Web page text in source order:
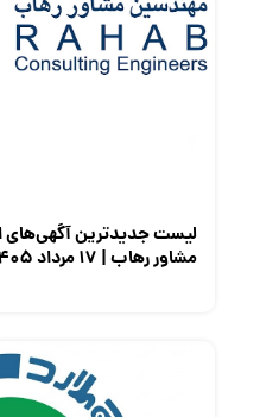
مصاحبه شغلی
معرفی شرکت ها
لیست جدیدترین
مشاور رهاب | ۱۷ مرداد ۱۴۰۵